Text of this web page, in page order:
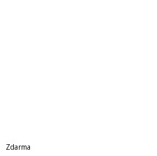
Zdarma